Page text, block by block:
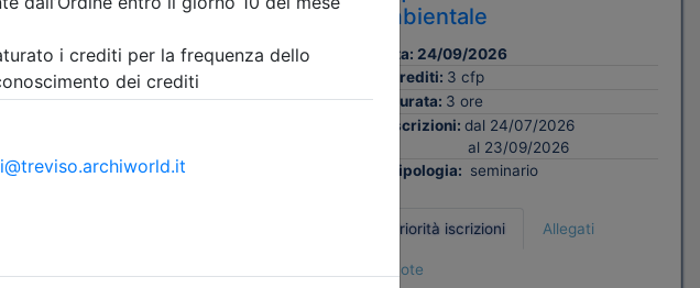
Aggiornamento
RSPP/ASPP e CSP/CSE
Data:22/09/2026
Crediti:4 cfp DL.81 08
al 20/09/2026
Priorità iscrizioni Allegati
ambientale
Data: 24/09/2026
Crediti: 3 cfp
Durata: 3 ore
Iscrizioni: dal 24/07/2026
al 23/09/2026
Tipologia: seminario
Priorità iscrizioni Allegati
Note